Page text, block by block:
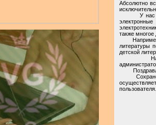
Абсолютно
У нас на
также многое
Например,
литературы
детской
Настоящая
пользователя.